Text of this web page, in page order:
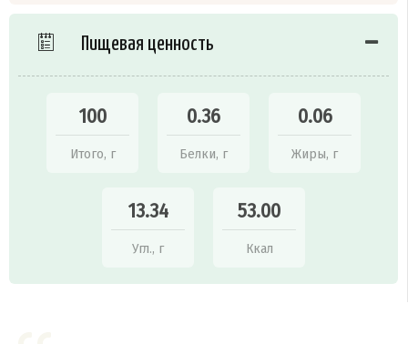
Пищевая ценность
100
Итого, г
0.36
Белки, г
0.06
Жиры, г
13.34
Угл., г
53.00
Ккал